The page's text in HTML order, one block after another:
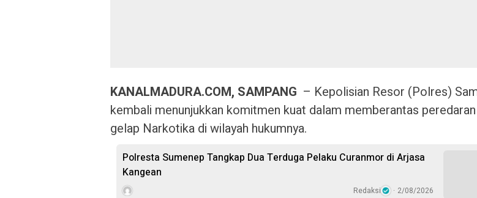
KANALMADURA.COM, SAMPANG – Kepolisian Resor (Polres)
kembali menunjukkan komitmen kuat dalam memberantas peredaran
gelap Narkotika di wilayah hukumnya.
Polresta Sumenep Tangkap Dua Terduga Pelaku Curanmor di Arjasa
Kangean
Redaksi 2/08/2026